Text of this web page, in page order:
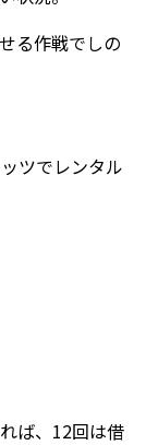
る作戦でしの
ツでレンタル
ば、12回は借